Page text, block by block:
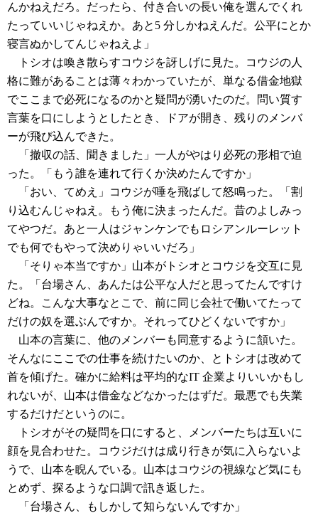
んかねえだろ。だったら、付き合いの長い俺を選んでくれ
たっていいじゃねえか。あと5 分しかねえんだ。公平にとか
寝言ぬかしてんじゃねえよ」
トシオは喚き散らすコウジを訝しげに見た。コウジの人
格に難があることは薄々わかっていたが、単なる借金地獄
でここまで必死になるのかと疑問が湧いたのだ。問い質す
言葉を口にしようとしたとき、ドアが開き、残りのメンバ
ーが飛び込んできた。
「撤収の話、聞きました」一人がやはり必死の形相で迫
った。「もう誰を連れて行くか決めたんですか」
「おい、てめえ」コウジが唾を飛ばして怒鳴った。「割
り込むんじゃねえ。もう俺に決まったんだ。昔のよしみっ
てやつだ。あと一人はジャンケンでもロシアンルーレット
でも何でもやって決めりゃいいだろ」
「そりゃ本当ですか」山本がトシオとコウジを交互に見
た。「台場さん、あんたは公平な人だと思ってたんですけ
どね。こんな大事なとこで、前に同じ会社で働いてたって
だけの奴を選ぶんですか。それってひどくないですか」
山本の言葉に、他のメンバーも同意するように頷いた。
そんなにここでの仕事を続けたいのか、とトシオは改めて
首を傾げた。確かに給料は平均的なIT 企業よりいいかもし
れないが、山本は借金などなかったはずだ。最悪でも失業
するだけだというのに。
トシオがその疑問を口にすると、メンバーたちは互いに
顔を見合わせた。コウジだけは成り行きが気に入らないよ
うで、山本を睨んでいる。山本はコウジの視線など気にも
とめず、探るような口調で訊き返した。
「台場さん、もしかして知らないんですか」